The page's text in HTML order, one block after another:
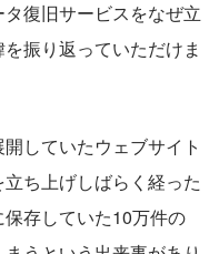
復旧サービスをなぜ立
振り返っていただけま
していたウェブサイト
ち上げしばらく経った
存していた10万件の